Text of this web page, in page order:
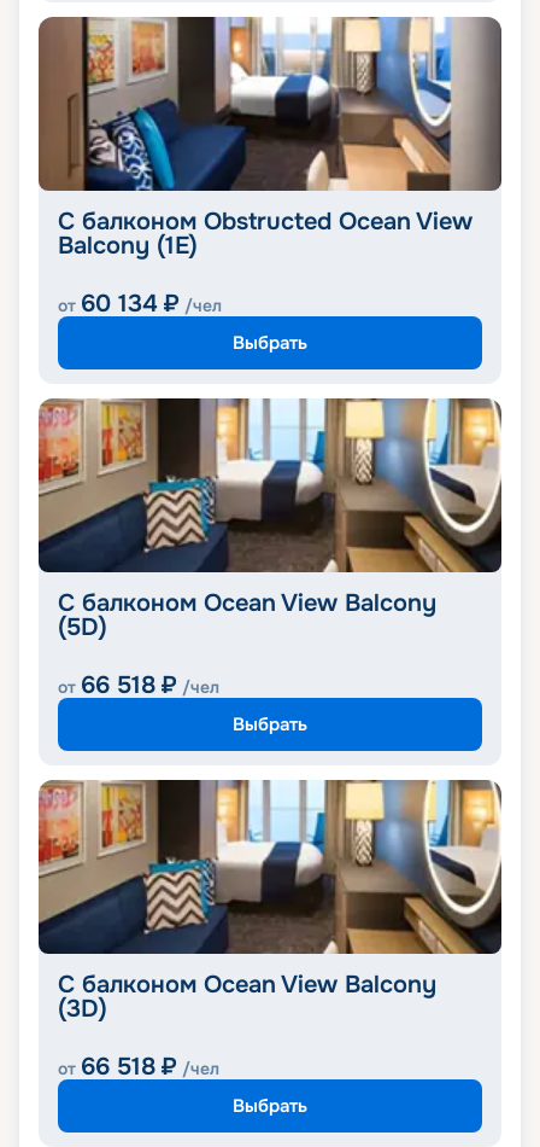
С балконом Obstructed Ocean View
Balcony (1E)
от 60 134 ₽ /чел
Выбрать
С балконом Ocean View Balcony
(5D)
от 66 518 ₽ /чел
Выбрать
С балконом Ocean View Balcony
(3D)
от 66 518 ₽ /чел
Выбрать